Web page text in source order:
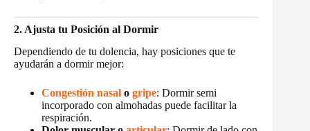
2. Ajusta tu Posición al Dormir
Dependiendo de tu dolencia, hay posiciones que te
ayudarán a dormir mejor:
Congestión nasal o gripe: Dormir semi
incorporado con almohadas puede facilitar la
respiración.